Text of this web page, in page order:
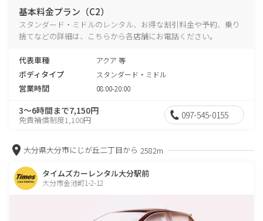
基本料金プラン（C2）
スタンダード・ミドルのレンタル、お得な割引料金や予約、乗り
捨てなどの詳細は、こちらから各店舗にお電話ください。
代表車種 アクア 等
ボディタイプ スタンダード・ミドル
営業時間 08:00-20:00
3～6時間まで7,150円
免責補償制度1,100円 097-545-0155
大分県大分市にじが丘二丁目から 2582m
タイムズカーレンタル大分駅前
大分市金池町1-2-12